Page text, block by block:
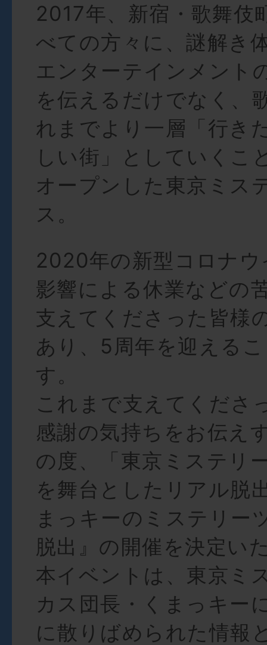
2017年、新宿・歌舞伎
べての方々に、謎解き
エンターテインメント
を伝えるだけでなく、
れまでより一層「行き
しい街」としていくこ
オープンした東京ミス
ス。
2020年の新型コロナ
影響による休業などの
支えてくださった皆様
あり、5周年を迎える
す。
これまで支えてくださ
感謝の気持ちをお伝え
の度、「東京ミステリ
を舞台としたリアル脱
まっキーのミステリー
脱出』の開催を決定い
本イベントは、東京ミ
カス団長・くまっキー
に散りばめられた情報